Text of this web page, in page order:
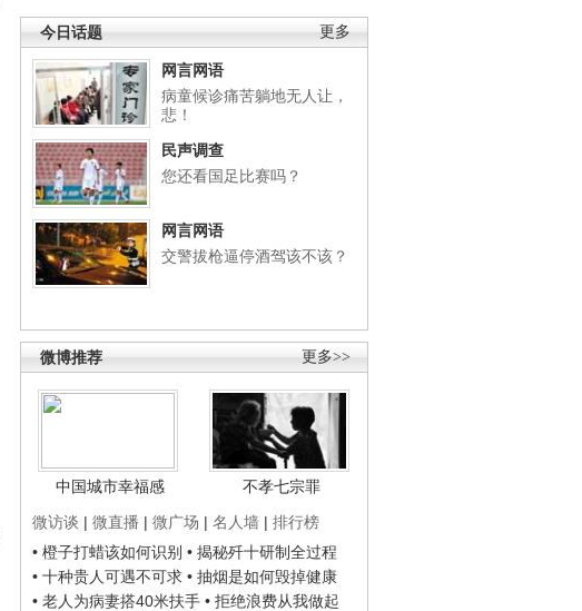
更多
今日话题
网言网语
病童候诊痛苦躺地无人让，
悲！
民声调查
您还看国足比赛吗？
网言网语
交警拔枪逼停酒驾该不该？
更多>>
微博推荐
中国城市幸福感
不孝七宗罪
微访谈 | 微直播 | 微广场 | 名人墙 | 排行榜
• 橙子打蜡该如何识别 • 揭秘歼十研制全过程
• 十种贵人可遇不可求 • 抽烟是如何毁掉健康
• 老人为病妻搭40米扶手 • 拒绝浪费从我做起